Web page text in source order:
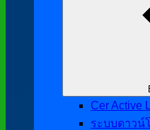
Cer Active
ระบบดาวน์